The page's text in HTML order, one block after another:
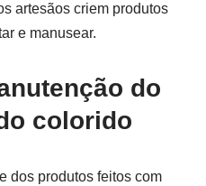
artesãos criem produtos
e manusear.
do
colorido
dos produtos feitos com